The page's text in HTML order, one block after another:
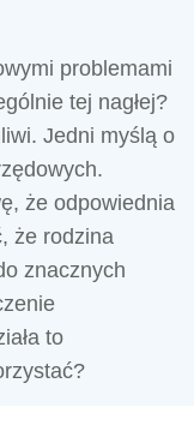
problemami
tej nagłej?
Jedni myślą o
że odpowiednia
że rodzina
znacznych
to